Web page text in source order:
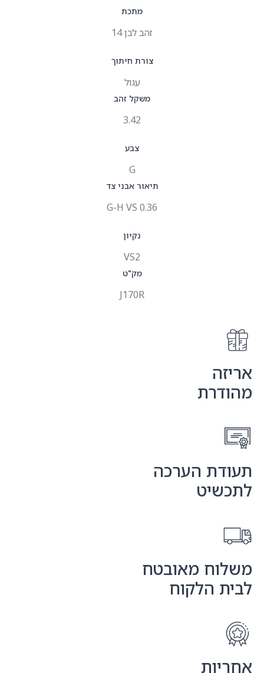
מתכת
זהב לבן 14
צורת חיתוך
עגול
משקל זהב
3.42
צבע
G
תיאור אבני צד
0.36 G-H VS
נקיון
VS2
מק"ט
J170R
אריזה
מהודרת
תעודת הערכה
לתכשיט
משלוח מאובטח
לבית הלקוח
אחריות